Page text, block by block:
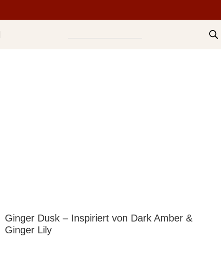
Ginger Dusk – Inspiriert von Dark Amber &
Ginger Lily